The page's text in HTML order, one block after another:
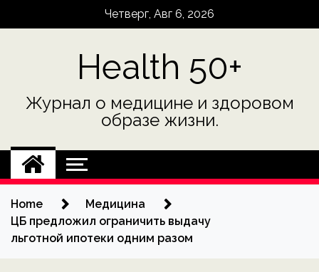
Четверг, Авг 6, 2026
Health 50+
Журнал о медицине и здоровом
образе жизни.
Home
Медицина
ЦБ предложил ограничить выдачу
льготной ипотеки одним разом